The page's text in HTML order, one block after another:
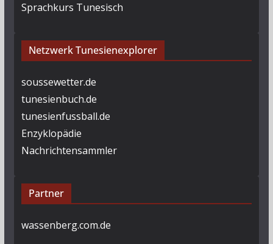
Sprachkurs Tunesisch
Netzwerk Tunesienexplorer
soussewetter.de
tunesienbuch.de
tunesienfussball.de
Enzyklopädie
Nachrichtensammler
Partner
wassenberg.com.de